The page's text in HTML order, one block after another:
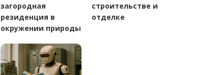
загородная
резиденция в
окружении природы
строительстве и
отделке